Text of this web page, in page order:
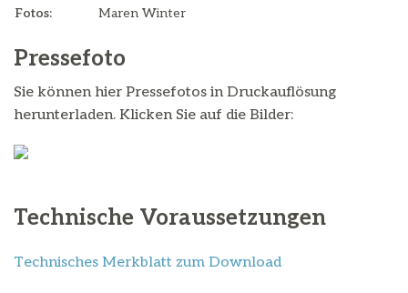
Fotos:
Maren Winter
Pressefoto
Sie können hier Pressefotos in Druckauflösung
herunterladen. Klicken Sie auf die Bilder:
Technische Voraussetzungen
Technisches Merkblatt zum Download